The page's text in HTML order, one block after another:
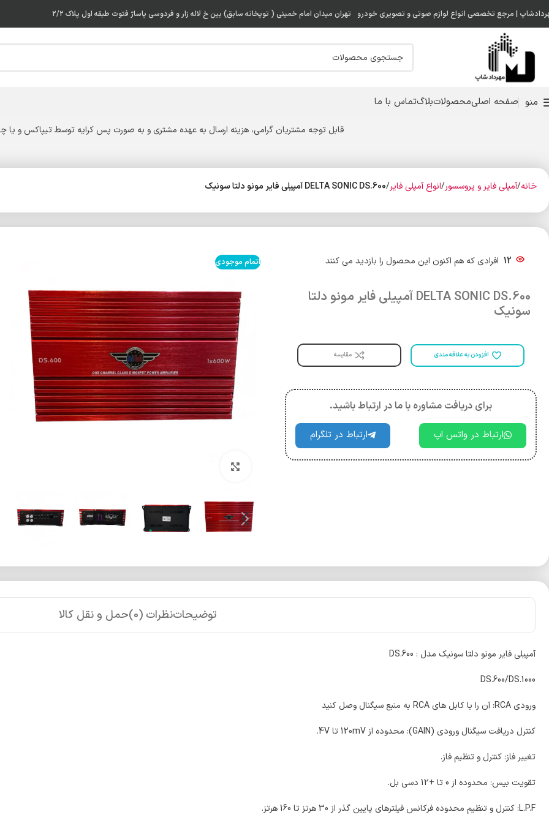
| مرجع تخصصی انواع لوازم صوتی و تصویری خودرو تهران میدان امام خمینی ( توپخانه سابق) بین خ لاله زار و فردوسی پاساژ فتوت طبقه اول پلاک ۲/۲
منو صفحه اصلیمحصولاتبلاگتماس با ما
قابل توجه مشتریان گرامی، هزینه ارسال به عهده مشتری و به صورت پس کرایه توسط تیپاکس و یا
خانه آمپلی فایر و پروسسور انواع آمپلی فایر DELTA SONIC DS.600 آمپیلی فایر مونو دلتا سونیک
12 افرادی که هم اکنون این محصول را بازدید می کنند
DELTA SONIC DS.600 آمپیلی فایر مونو دلتا
سونیک
افزودن به علاقه مندی مقایسه
برای دریافت مشاوره با ما در ارتباط باشید.
ارتباط در واتس اپ ارتباط در تلگرام
اتمام موجودی
توضیحاتنظرات (0) حمل و نقل کالا
آمپیلی فایر مونو دلتا سونیک مدل : DS.600
DS.600/DS.1000
ورودی RCA: آن را با کابل های RCA به منبع سیگنال وصل کنید
کنترل دریافت سیگنال ورودی (GAIN): محدوده از 120mV تا 4V.
تغییر فاز: کنترل و تنظیم فاز.
تقویت بیس: محدوده از 0 تا +12 دسی بل.
L.P.F: کنترل و تنظیم محدوده فرکانس فیلترهای پایین گذر از 30 هرتز تا 160 هرتز.